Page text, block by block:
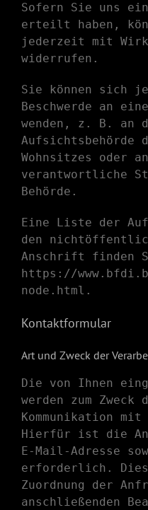
Sofern Sie uns
erteilt haben,
jederzeit mit
widerrufen.
Sie können sich
Beschwerde an
wenden, z. B. an
Aufsichtsbehörde
Wohnsitzes oder
verantwortliche
Behörde.
Eine Liste der
den
Anschrift finden
https://
node.html .
Kontaktformular
Art und Zweck der
Die von Ihnen
werden zum
Kommunikation
Hierfür ist die
E-Mail-Adresse
erforderlich.
Zuordnung der
anschließenden